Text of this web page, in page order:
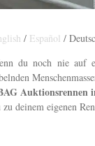
/ Español /
du noch nie auf
Auktionsrennen
zu deinem eigenen